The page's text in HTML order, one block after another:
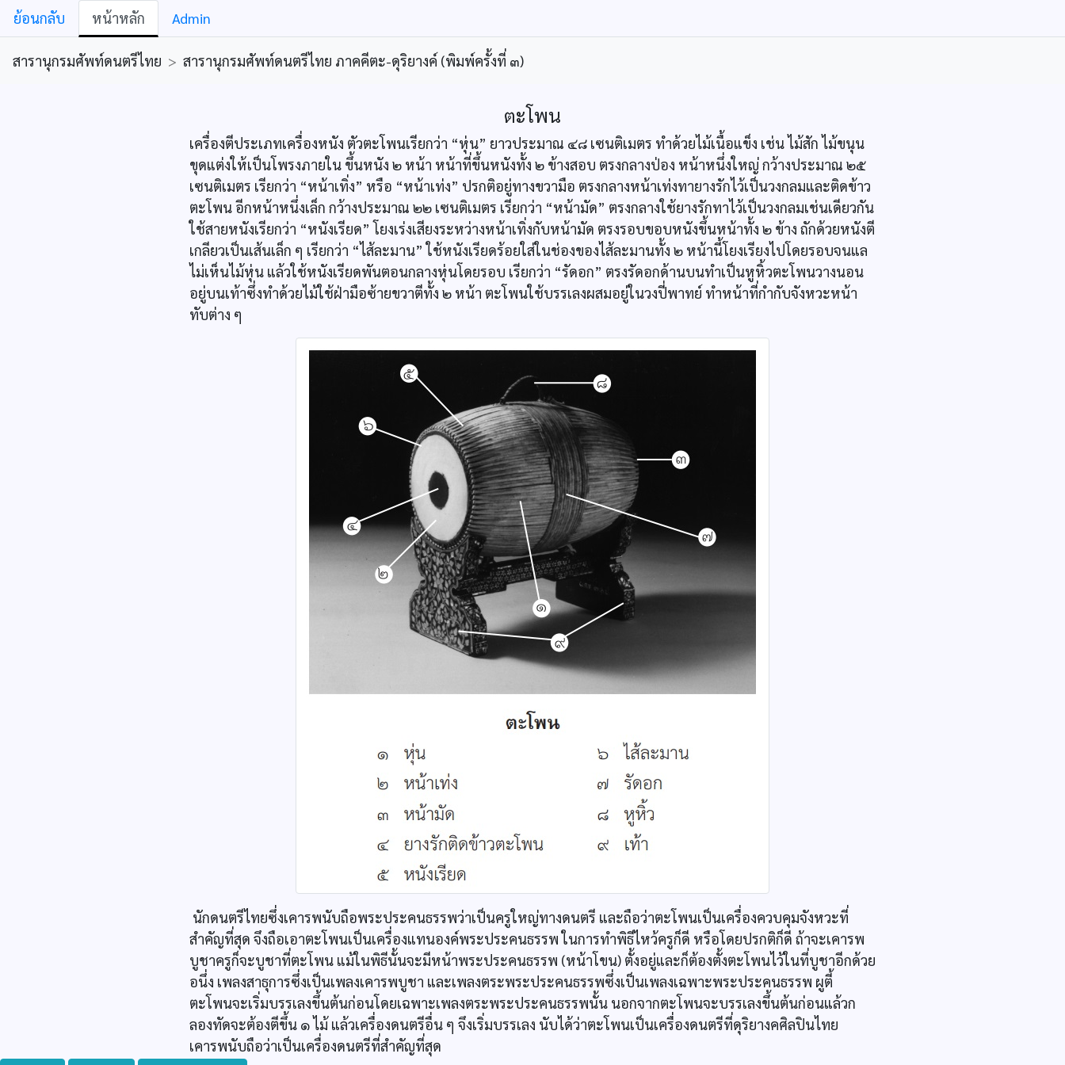
ย้อนกลับ หน้าหลัก Admin
สารานุกรมศัพท์ดนตรีไทย > สารานุกรมศัพท์ดนตรีไทย ภาคคีตะ-ดุริยางค์ (พิมพ์ครั้งที่ ๓)
ตะโพน
เครื่องตีประเภทเครื่องหนัง ตัวตะโพนเรียกว่า “หุ่น” ยาวประมาณ ๔๘ เซนติเมตร ทำด้วยไม้เนื้อแข็ง เช่น ไม้สัก ไม้ขนุน
ขุดแต่งให้เป็นโพรงภายใน ขึ้นหนัง ๒ หน้า หน้าที่ขึ้นหนังทั้ง ๒ ข้างสอบ ตรงกลางป่อง หน้าหนึ่งใหญ่ กว้างประมาณ ๒๕
เซนติเมตร เรียกว่า “หน้าเทิ่ง” หรือ “หน้าเท่ง” ปรกติอยู่ทางขวามือ ตรงกลางหน้าเท่งทายางรักไว้เป็นวงกลมและติดข้าว
ตะโพน อีกหน้าหนึ่งเล็ก กว้างประมาณ ๒๒ เซนติเมตร เรียกว่า “หน้ามัด” ตรงกลางใช้ยางรักทาไว้เป็นวงกลมเช่นเดียวกัน
ใช้สายหนังเรียกว่า “หนังเรียด” โยงเร่งเสียงระหว่างหน้าเทิ่งกับหน้ามัด ตรงรอบขอบหนังขึ้นหน้าทั้ง ๒ ข้าง ถักด้วยหนังตี
เกลียวเป็นเส้นเล็ก ๆ เรียกว่า “ไส้ละมาน” ใช้หนังเรียดร้อยใส่ในช่องของไส้ละมานทั้ง ๒ หน้านี้โยงเรียงไปโดยรอบจนแล
ไม่เห็นไม้หุ่น แล้วใช้หนังเรียดพันตอนกลางหุ่นโดยรอบ เรียกว่า “รัดอก” ตรงรัดอกด้านบนทำเป็นหูหิ้วตะโพนวางนอน
อยู่บนเท้าซึ่งทำด้วยไม้ใช้ฝ่ามือซ้ายขวาตีทั้ง ๒ หน้า ตะโพนใช้บรรเลงผสมอยู่ในวงปี่พาทย์ ทำหน้าที่กำกับจังหวะหน้า
ทับต่าง ๆ
นักดนตรีไทยซึ่งเคารพนับถือพระประคนธรรพว่าเป็นครูใหญ่ทางดนตรี และถือว่าตะโพนเป็นเครื่องควบคุมจังหวะที่
สำคัญที่สุด จึงถือเอาตะโพนเป็นเครื่องแทนองค์พระประคนธรรพ ในการทำพิธีไหว้ครูก็ดี หรือโดยปรกติก็ดี ถ้าจะเคารพ
บูชาครูก็จะบูชาที่ตะโพน แม้ในพิธีนั้นจะมีหน้าพระประคนธรรพ (หน้าโขน) ตั้งอยู่และก็ต้องตั้งตะโพนไว้ในที่บูชาอีกด้วย
อนึ่ง เพลงสาธุการซึ่งเป็นเพลงเคารพบูชา และเพลงตระพระประคนธรรพซึ่งเป็นเพลงเฉพาะพระประคนธรรพ ผูตี้
ตะโพนจะเริ่มบรรเลงขึ้นต้นก่อนโดยเฉพาะเพลงตระพระประคนธรรพนั้น นอกจากตะโพนจะบรรเลงขึ้นต้นก่อนแล้วก
ลองทัดจะต้องตีขึ้น ๑ ไม้ แล้วเครื่องดนตรีอื่น ๆ จึงเริ่มบรรเลง นับได้ว่าตะโพนเป็นเครื่องดนตรีที่ดุริยางคศิลปินไทย
เคารพนับถือว่าเป็นเครื่องดนตรีที่สำคัญที่สุด